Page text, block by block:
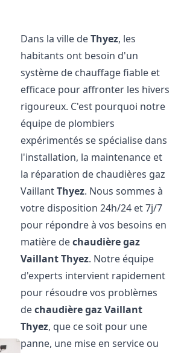
Dans la ville deThyez, les
habitants ont besoin d'un
système de chauffage fiable et
efficace pour affronter les hivers
rigoureux. C'est pourquoi notre
équipe de plombiers
expérimentés se spécialise dans
l'installation, la maintenance et
la réparation de chaudières gaz
VaillantThyez. Nous sommes à
votre disposition 24h/24 et 7j/7
pour répondre à vos besoins en
matière dechaudière gaz
VaillantThyez. Notre équipe
d'experts intervient rapidement
pour résoudre vos problèmes
dechaudière gaz Vaillant
Thyez, que ce soit pour une
panne, une mise en service ou